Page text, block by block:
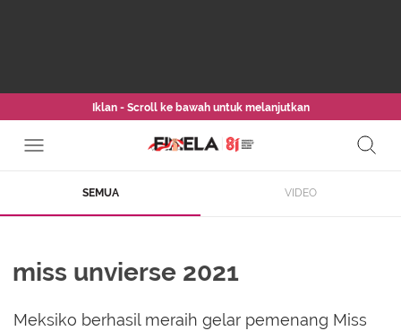
Iklan - Scroll ke bawah untuk melanjutkan
SEMUA VIDEO
miss unvierse 2021
Meksiko berhasil meraih gelar pemenang Miss